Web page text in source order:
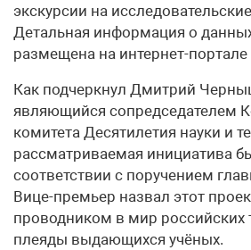
экскурсии на
Детальная информация о
размещена на интернет-портале
Как подчеркнул Дмитрий
являющийся сопредседателем
комитета Десятилетия науки и
рассматриваемая инициатива
соответствии с поручением
Вице-премьер назвал этот
проводником в мир российских
плеяды выдающихся учёных.